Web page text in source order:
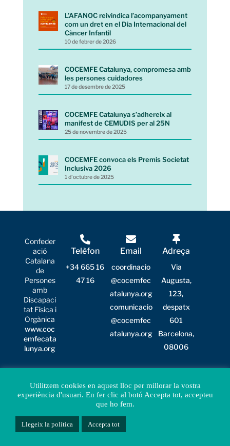
L’AFANOC reivindica l’acompanyament
com un dret en el Dia Internacional del
Càncer Infantil
10 de febrer de 2026
COCEMFE Catalunya, compromesa amb
les persones cuidadores
17 de desembre de 2025
COCEMFE Catalunya s’adhereix al
manifest de CEMUDIS per al 25N
25 de novembre de 2025
COCEMFE convoca els Premis Societat
Inclusiva 2026
1 d'octubre de 2025
Confeder
ació
Catalana
de
Persones
amb
Discapaci
tat Física i
Orgànica
www.coc
emfecata
lunya.org
Telèfon
+34 665 16
47 16
Email
coordinacio
@cocemfec
atalunya.org
comunicacio
@cocemfec
atalunya.org
Adreça
Via
Augusta,
123,
despatx
601
Barcelona,
08006
Avís Legal| Política de privacitat|Política de galetes
(cookies)
 
Utilitzem cookies en aquest lloc per millorar la vostra
experiència d'usuari. En fer clic al botó Accepta tot, accepteu
que ho fem.
Llegeix la política Accepta tot